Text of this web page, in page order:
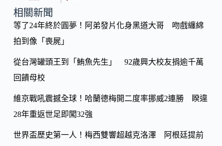
o
Li
k
相關新聞
等了24年終於圓夢！阿弟發片化身黑道大哥 吻戲纏綿
拍到像「喪屍」
從台灣罐頭王到「鮪魚先生」 92歲興大校友捐逾千萬
回饋母校
維京戰吼震撼全球！哈蘭德梅開二度率挪威2連勝 睽違
28年重返世足即闖32強
世界盃歷史第一人！梅西雙響超越克洛澤 阿根廷提前